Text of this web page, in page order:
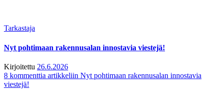
Tarkastaja
Nyt pohtimaan rakennusalan innostavia viestejä!
Kirjoitettu 26.6.2026
8 kommenttia artikkeliin Nyt pohtimaan rakennusalan innostavia
viestejä!